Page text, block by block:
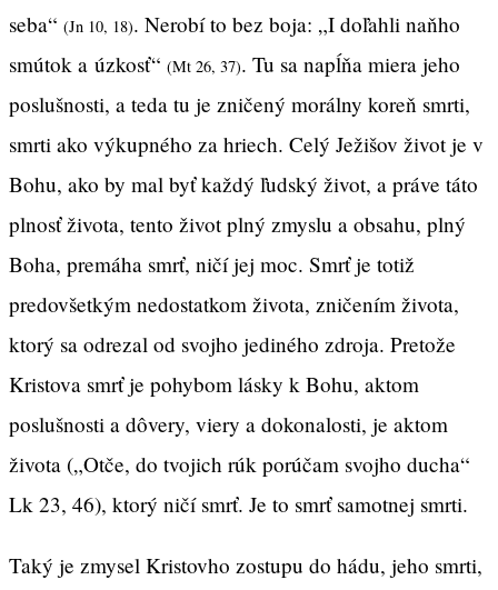
seba“ (Jn 10, 18). Nerobí to bez boja: „I doľahli naňho
smútok a úzkosť“ (Mt 26, 37). Tu sa napĺňa miera jeho
poslušnosti, a teda tu je zničený morálny koreň smrti,
smrti ako výkupného za hriech. Celý Ježišov život je v
Bohu, ako by mal byť každý ľudský život, a práve táto
plnosť života, tento život plný zmyslu a obsahu, plný
Boha, premáha smrť, ničí jej moc. Smrť je totiž
predovšetkým nedostatkom života, zničením života,
ktorý sa odrezal od svojho jediného zdroja. Pretože
Kristova smrť je pohybom lásky k Bohu, aktom
poslušnosti a dôvery, viery a dokonalosti, je aktom
života („Otče, do tvojich rúk porúčam svojho ducha“
Lk 23, 46), ktorý ničí smrť. Je to smrť samotnej smrti.
Taký je zmysel Kristovho zostupu do hádu, jeho smrti,